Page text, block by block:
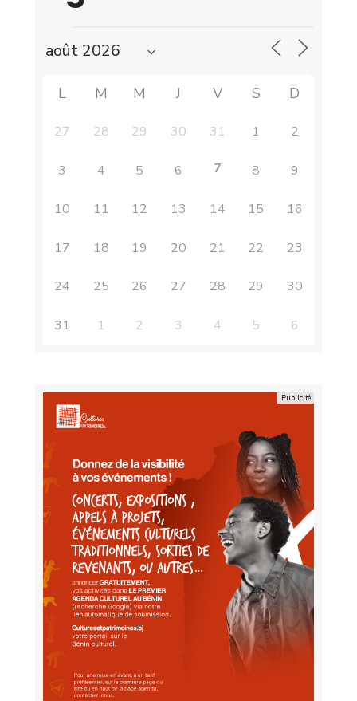
L M M J V S D
27 28 29 30 31 1 2
3 4 5 6 7 8 9
10 11 12 13 14 15 16
17 18 19 20 21 22 23
24 25 26 27 28 29 30
31 1 2 3 4 5 6